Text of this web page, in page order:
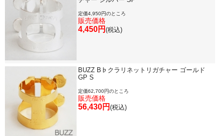
定価4,950円のところ
販売価格
4,450円 (税込)
BUZZ B♭クラリネットリガチャー ゴールド
GP S
定価62,700円のところ
販売価格
56,430円 (税込)